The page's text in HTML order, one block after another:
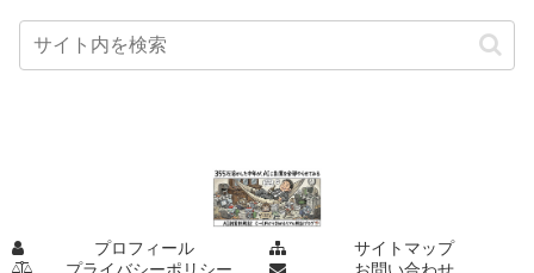
プロフィール
サイトマップ